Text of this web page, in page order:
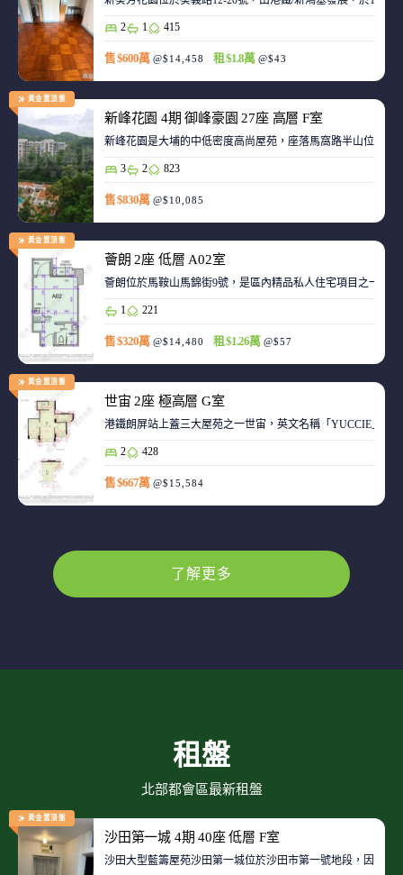
2 1 415
售 $600萬 @$14,458 租 $1.8萬 @$43
黃金置頂盤
新峰花園 4期 御峰豪園 27座 高層 F室
新峰花園是大埔的中低密度高尚屋苑，座落馬窩路半山位置
3 2 823
售 $830萬 @$10,085
黃金置頂盤
薈朗 2座 低層 A02室
薈朗位於馬鞍山馬錦街9號，是區內精品私人住宅項目之一，
1 221
售 $320萬 @$14,480 租 $1.26萬 @$57
黃金置頂盤
世宙 2座 極高層 G室
港鐵朗屏站上蓋三大屋苑之一世宙，英文名稱「YUCCIE」，
2 428
售 $667萬 @$15,584
了解更多
租盤
北部都會區最新租盤
黃金置頂盤
沙田第一城 4期 40座 低層 F室
沙田大型藍籌屋苑沙田第一城位於沙田市第一號地段，因此